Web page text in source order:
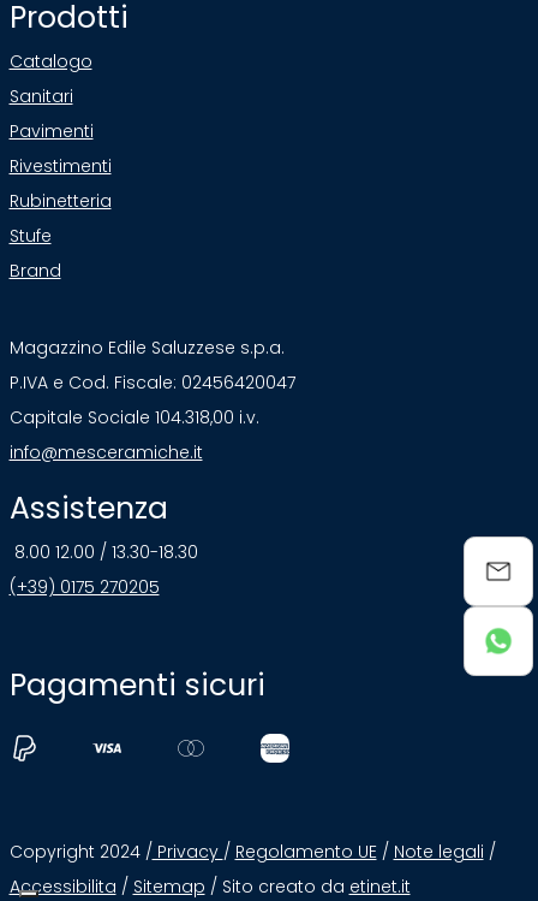
Prodotti
Catalogo
Sanitari
Pavimenti
Rivestimenti
Rubinetteria
Stufe
Brand
Magazzino Edile Saluzzese s.p.a.
P.IVA e Cod. Fiscale: 02456420047
Capitale Sociale 104.318,00 i.v.
info@mesceramiche.it
Assistenza
8.00 12.00 / 13.30-18.30
(+39) 0175 270205
Pagamenti sicuri
Copyright 2024 / Privacy / Regolamento UE/ Note legali /
Accessibilita / Sitemap / Sito creato da etinet.it